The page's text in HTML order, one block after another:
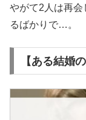
やがて2人は再会
るばかりで…。
【ある結婚